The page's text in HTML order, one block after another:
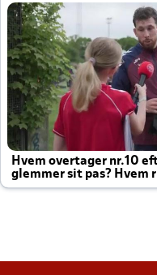
Hvem overtager nr.10
glemmer sit pas? Hvem
altid til efter kampe?